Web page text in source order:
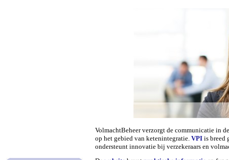
VolmachtBeheer verzorgt de communicatie in
op het gebied van ketenintegratie. VPI is breed
ondersteunt innovatie bij verzekeraars en